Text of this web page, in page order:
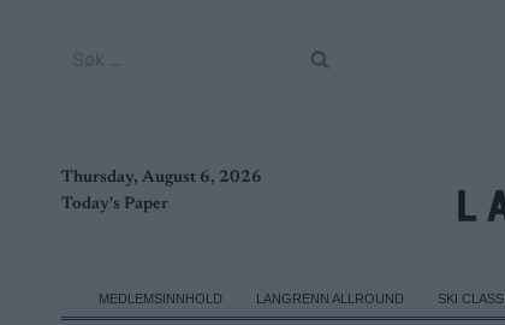
Thursday, August 6, 2026
Today's Paper
MEDLEMSINNHOLD LANGRENN ALLROUND SKI